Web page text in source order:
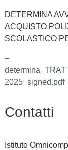
DETERMINA
ACQUISTO
SCOLASTICO
–
2025_signed.pdf
Contatti
Istituto